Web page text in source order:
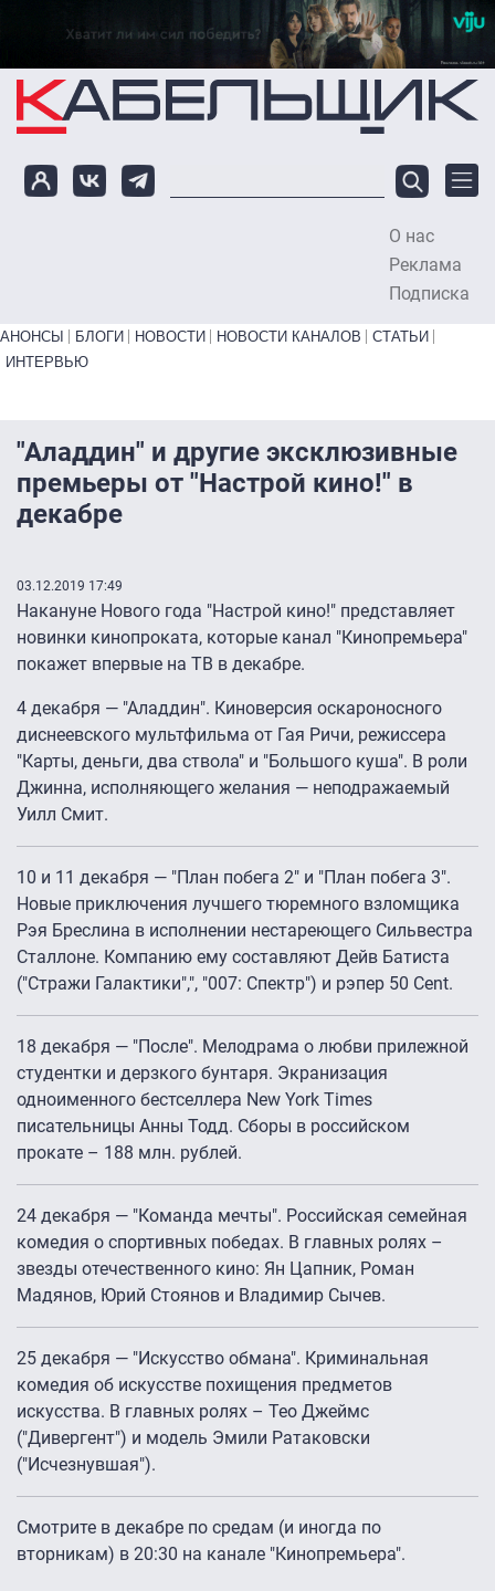
Перейти к основному содержанию
О нас
Реклама
Подписка
Primary links bottom
АНОНСЫ БЛОГИ НОВОСТИ НОВОСТИ КАНАЛОВ
СТАТЬИ
ИНТЕРВЬЮ
"Аладдин" и другие эксклюзивные
премьеры от "Настрой кино!" в
декабре
03.12.2019 17:49
Накануне Нового года "Настрой кино!" представляет
новинки кинопроката, которые канал "Кинопремьера"
покажет впервые на ТВ в декабре.
4 декабря — "Аладдин". Киноверсия оскароносного
диснеевского мультфильма от Гая Ричи, режиссера
"Карты, деньги, два ствола" и "Большого куша". В роли
Джинна, исполняющего желания — неподражаемый
Уилл Смит.
10 и 11 декабря — "План побега 2" и "План побега 3".
Новые приключения лучшего тюремного взломщика
Рэя Бреслина в исполнении нестареющего Сильвестра
Сталлоне. Компанию ему составляют Дейв Батиста
("Стражи Галактики",", "007: Спектр") и рэпер 50 Cent.
18 декабря — "После". Мелодрама о любви прилежной
студентки и дерзкого бунтаря. Экранизация
одноименного бестселлера New York Times
писательницы Анны Тодд. Сборы в российском
прокате – 188 млн. рублей.
24 декабря — "Команда мечты". Российская семейная
комедия о спортивных победах. В главных ролях –
звезды отечественного кино: Ян Цапник, Роман
Мадянов, Юрий Стоянов и Владимир Сычев.
25 декабря — "Искусство обмана". Криминальная
комедия об искусстве похищения предметов
искусства. В главных ролях – Тео Джеймс
("Дивергент") и модель Эмили Ратаковски
("Исчезнувшая").
Смотрите в декабре по средам (и иногда по
вторникам) в 20:30 на канале "Кинопремьера".